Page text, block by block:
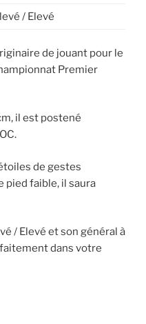
/ Elevé
de jouant pour le
Premier
il est postené
de gestes
pied faible, il saura
/ Elevé et son général à
dans votre